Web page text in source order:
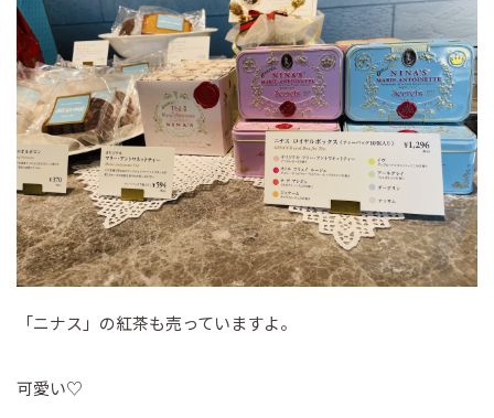
「ニナス」の紅茶も売っていますよ。
可愛い♡